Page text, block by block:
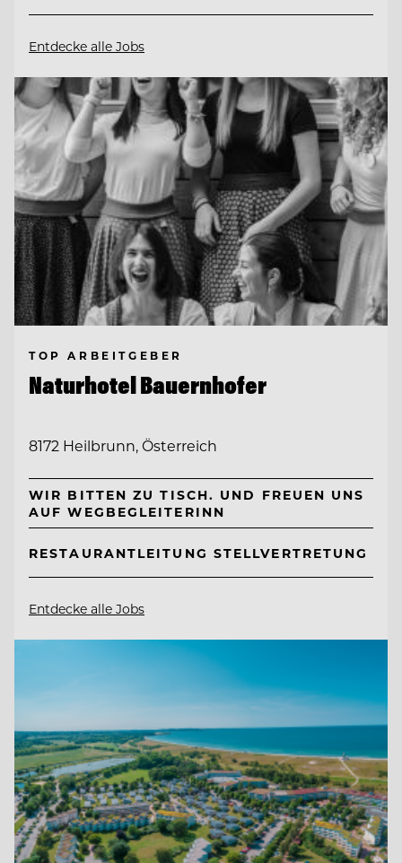
Entdecke alle Jobs
TOP ARBEITGEBER
Naturhotel Bauernhofer
8172 Heilbrunn, Österreich
WIR BITTEN ZU TISCH. UND FREUEN UNS
AUF WEGBEGLEITERINN
RESTAURANTLEITUNG STELLVERTRETUNG
Entdecke alle Jobs